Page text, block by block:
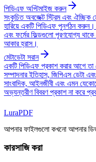
পিডিএফ অপ্টিমাইজ করুন
সংকুচিত অবজেক্ট স্ট্রিম এবং ঐচ্ছিক
হারিয়ে একটি পিডিএফ পুনর্গঠন
এবং ফর্মের ফিল্ডগুলো পূরণযোগ্য
আকার হ্রাস।
মেটাডেটা সরান
একটি পিডিএফ প্রকাশ করার আগে তা
সম্পাদনার ইতিহাস, জিপিএস ডেটা
সাংবাদিক, আইনজীবী এবং এমন
অভ্যন্তরীণ বিবরণ প্রকাশ না করে
LuraPDF
আপনার ফাইলগুলো কখনো আপনার
কারসাজি করা